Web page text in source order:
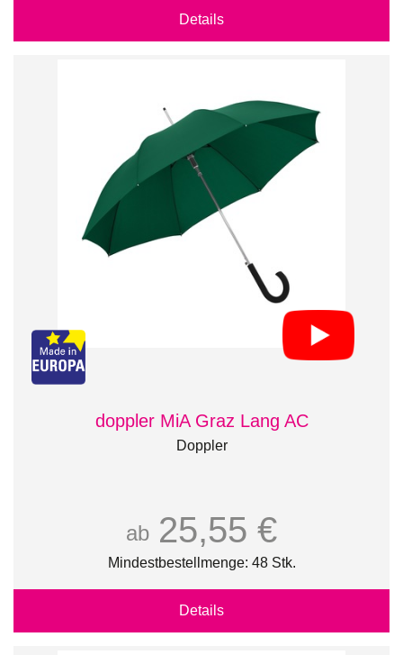
Details
doppler MiA Graz Lang AC
Doppler
ab 25,55 €
Mindestbestellmenge: 48 Stk.
Details